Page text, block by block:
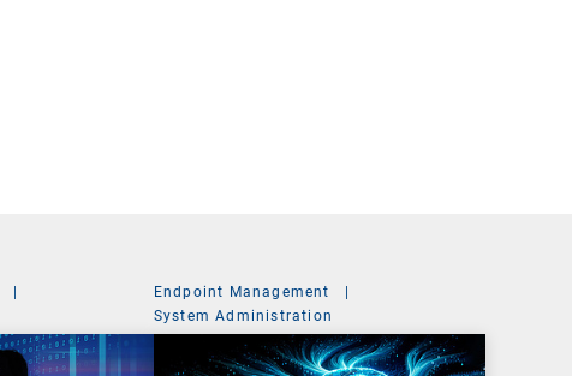
|
Endpoint Management
|
System Administration